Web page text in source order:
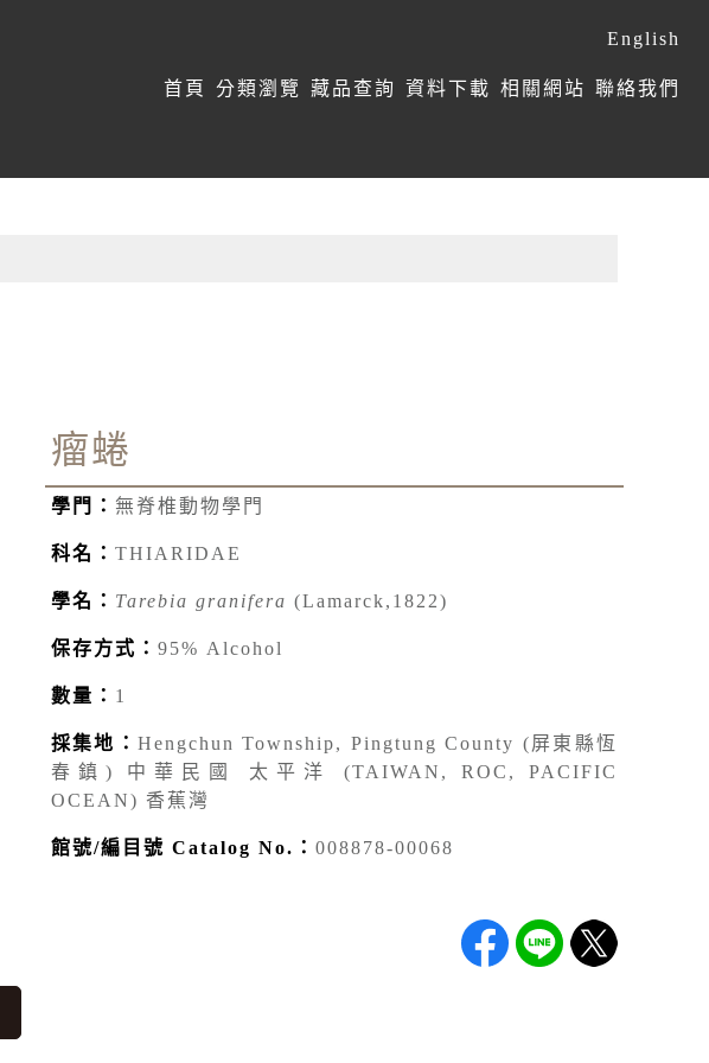
首頁 分類瀏覽 藏品查詢 資料下載 相關網站 聯絡我們
English
瘤蜷
學門： 無脊椎動物學門
科名： THIARIDAE
學名： Tarebia granifera (Lamarck,1822)
保存方式： 95% Alcohol
數量： 1
採集地：Hengchun Township, Pingtung County (屏東縣恆
春鎮) 中華民國 太平洋 (TAIWAN, ROC, PACIFIC
OCEAN) 香蕉灣
館號/編目號 Catalog No.： 008878-00068